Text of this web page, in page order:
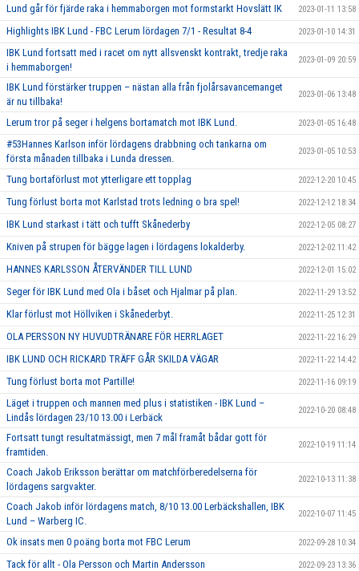
Lund går för fjärde raka i hemmaborgen mot formstarkt Hovslätt IK 2023-01-11 13:58
Highlights IBK Lund - FBC Lerum lördagen 7/1 - Resultat 8-4 2023-01-10 14:31
IBK Lund fortsatt med i racet om nytt allsvenskt kontrakt, tredje raka
i hemmaborgen!
2023-01-09 20:59
IBK Lund förstärker truppen – nästan alla från fjolårsavancemanget
är nu tillbaka!
2023-01-06 13:48
Lerum tror på seger i helgens bortamatch mot IBK Lund. 2023-01-05 16:48
#53Hannes Karlson inför lördagens drabbning och tankarna om
första månaden tillbaka i Lunda dressen.
2023-01-05 10:53
Tung bortaförlust mot ytterligare ett topplag 2022-12-20 10:45
Tung förlust borta mot Karlstad trots ledning o bra spel! 2022-12-12 18:34
IBK Lund starkast i tätt och tufft Skånederby 2022-12-05 08:27
Kniven på strupen för bägge lagen i lördagens lokalderby. 2022-12-02 11:42
HANNES KARLSSON ÅTERVÄNDER TILL LUND 2022-12-01 15:02
Seger för IBK Lund med Ola i båset och Hjalmar på plan. 2022-11-29 13:52
Klar förlust mot Höllviken i Skånederbyt. 2022-11-25 12:31
OLA PERSSON NY HUVUDTRÄNARE FÖR HERRLAGET 2022-11-22 16:29
IBK LUND OCH RICKARD TRÄFF GÅR SKILDA VÄGAR 2022-11-22 14:42
Tung förlust borta mot Partille! 2022-11-16 09:19
Läget i truppen och mannen med plus i statistiken - IBK Lund –
Lindås lördagen 23/10 13.00 i Lerbäck
2022-10-20 08:48
Fortsatt tungt resultatmässigt, men 7 mål framåt bådar gott för
framtiden.
2022-10-19 11:14
Coach Jakob Eriksson berättar om matchförberedelserna för
lördagens sargvakter.
2022-10-13 11:38
Coach Jakob inför lördagens match, 8/10 13.00 Lerbäckshallen, IBK
Lund – Warberg IC.
2022-10-07 11:45
Ok insats men 0 poäng borta mot FBC Lerum 2022-09-28 10:34
Tack för allt - Ola Persson och Martin Andersson 2022-09-23 13:36